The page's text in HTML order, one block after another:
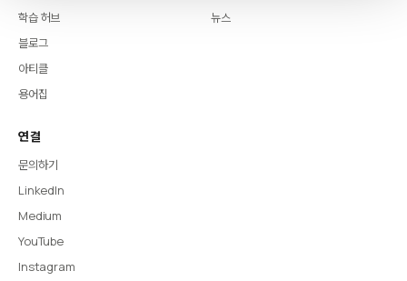
학습 허브
블로그
아티클
용어집
뉴스
연결
문의하기
LinkedIn
Medium
YouTube
Instagram